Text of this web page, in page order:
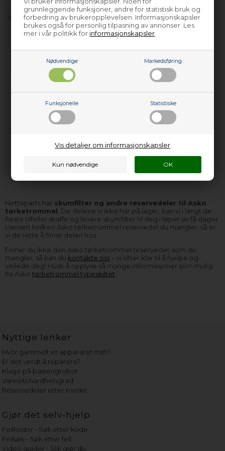
grunnleggende funksjoner, andre for statistisk bruk og
forbedring av brukeropplevelsen. Informasjonskapsler
brukes også for personlig tilpasning av annonser. Les
mer i vår politikk for informasjonskapsler
Nødvendige Markedsføring
Funksjonelle Statistiske
Vis detaljer om informasjonskapsler
kondensator)
149,00
Legg i kurven
Lev. 2-4 virkedager).
kondensator)
249,00
Legg i kurven
Lev. 2-4 virkedager
Nettoparts har skumfilter og andre reservedeler til Asko
tørketrommel . De delene vi ikke har på lager, kan vi i langt de
fleste tilfeller skaffe og levere skumfilter til deg i løpet av få dager.
Uansett hvilken Asko tørketrommel reservedel du mangler, så er
vi de rette å finne delen hos.
Finner du ikke den Asko tørketrommel reservedel, som du
mangler, så kan du kontakte oss– vi sitter klar til å hjelpe og
veilede deg! Husk å opplyse så mange informasjoner som mulig
fra Asko tørketrommel typeskiltet
Nyttige lenker
Hvor gammelt er apparatet mitt?
Er det verdt å reparere?
Klage på bassengrobot
Vannets hardhetsgrad
Reservedeler etter merke
Gjør det selv-hjelp
Feilkoder - Søk etter kode
Feilsøk - Søk etter feil
Video guider - Slik gjør du